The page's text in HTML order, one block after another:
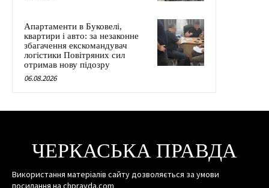
Апартаменти в Буковелі,
квартири і авто: за незаконне
збагачення екскомандувач
логістики Повітряних сил
отримав нову підозру
06.08.2026
ЧЕРКАСЬКА ПРАВДА
Використання матеріалів сайту дозволяється за умови
посилання на chpravda.com